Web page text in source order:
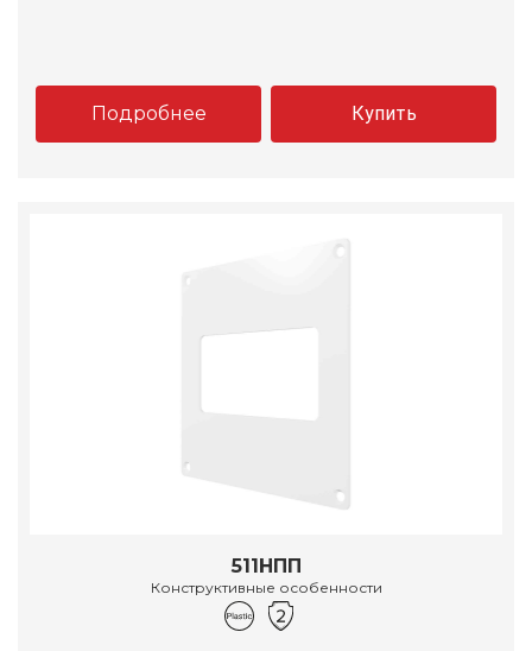
Подробнее Купить
511НПП
Конструктивные особенности